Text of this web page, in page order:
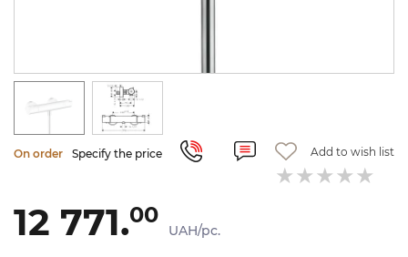
On order Specify the price Add to wish list
12 771.00
UAH/pc.